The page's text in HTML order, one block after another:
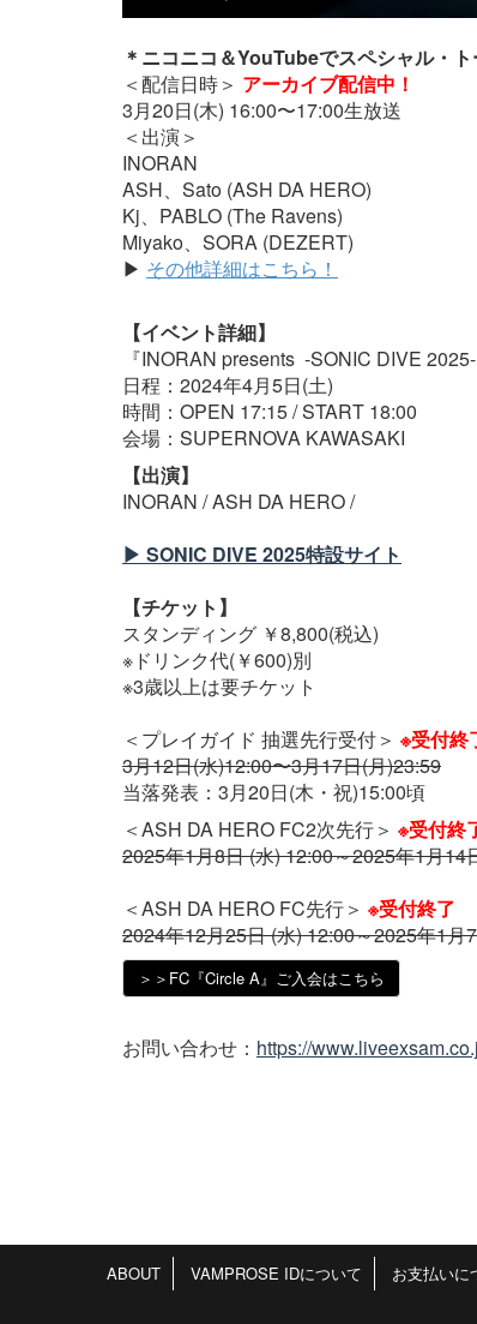
＊ニコニコ＆YouTubeでスペシャル・
＜配信日時＞ アーカイブ配信中！
3月20日(木) 16:00〜17:00生放送
＜出演＞
INORAN
ASH、Sato (ASH DA HERO)
Kj、PABLO (The Ravens)
Miyako、SORA (DEZERT)
▶︎ その他詳細はこちら！
【イベント詳細】
『INORAN presents -SONIC DIVE 2025-
日程：2024年4⽉5日(土)
時間：OPEN 17:15 / START 18:00
会場：SUPERNOVA KAWASAKI
【出演】
INORAN / ASH DA HERO /
▶︎ SONIC DIVE 2025特設サイト
【チケット】
スタンディング ￥8,800(税込)
※ドリンク代(￥600)別
※3歳以上は要チケット
＜プレイガイド 抽選先行受付＞ ※受付終
3月12日(水)12:00〜3月17日(月)23:59
当落発表：3月20日(木・祝)15:00頃
＜ASH DA HERO FC2次先行＞ ※受付終
2025年1月8日 (水) 12:00～2025年1月14
＜ASH DA HERO FC先行＞ ※受付終了
2024年12月25日 (水) 12:00～2025年1月
＞＞FC『Circle A』ご入会はこちら
お問い合わせ： https://
ABOUT VAMPROSE IDについて お支払いに